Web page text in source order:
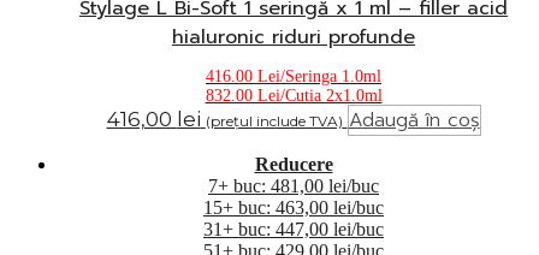
Stylage L Bi-Soft 1 seringă x 1 ml – filler acid
hialuronic riduri profunde
416.00 Lei/Seringa 1.0ml
832.00 Lei/Cutia 2x1.0ml
416,00 lei (prețul include TVA) Adaugă în coș
Reducere
7+ buc: 481,00 lei/buc
15+ buc: 463,00 lei/buc
31+ buc: 447,00 lei/buc
51+ buc: 429,00 lei/buc